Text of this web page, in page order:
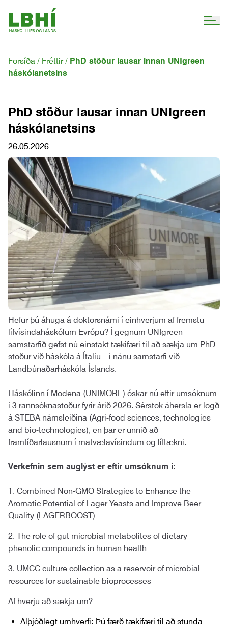
Forsíða Fréttir
PhD stöður lausar innan UNIgreen
háskólanetsins
PhD stöður lausar innan UNIgreen
háskólanetsins
26.05.2026
Hefur þú áhuga á doktorsnámi í einhverjum af fremstu
lífvísindaháskólum Evrópu? Í gegnum UNIgreen
samstarfið gefst nú einstakt tækifæri til að sækja um PhD
stöður við háskóla á Ítalíu – í nánu samstarfi við
Landbúnaðarháskóla Íslands.
Háskólinn í Modena (UNIMORE) óskar nú eftir umsóknum
í 3 rannsóknastöður fyrir árið 2026. Sérstök áhersla er lögð
á STEBA námsleiðina (Agri-food sciences, technologies
and bio-technologies), en þar er unnið að
framtíðarlausnum í matvælavísindum og líftækni.
Verkefnin sem auglýst er eftir umsóknum í:
1. Combined Non-GMO Strategies to Enhance the
Aromatic Potential of Lager Yeasts and Improve Beer
Quality (LAGERBOOST)
2. The role of gut microbial metabolites of dietary
phenolic compounds in human health
3. UMCC culture collection as a reservoir of microbial
resources for sustainable bioprocesses
Af hverju að sækja um?
Alþjóðlegt umhverfi: Þú færð tækifæri til að stunda